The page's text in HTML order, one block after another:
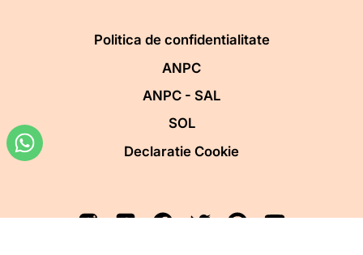
Politica de confidentialitate
ANPC
ANPC - SAL
SOL
Declaratie Cookie